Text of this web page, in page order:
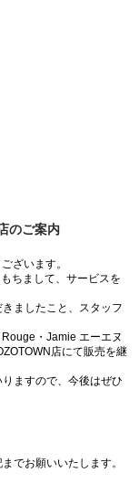
のご案内
ざいます。
ちまして、サービスを
ましたこと、スタッフ
・Jamie エーエヌ
店にて販売を継
ますので、今後はぜひ
でお願いいたします。